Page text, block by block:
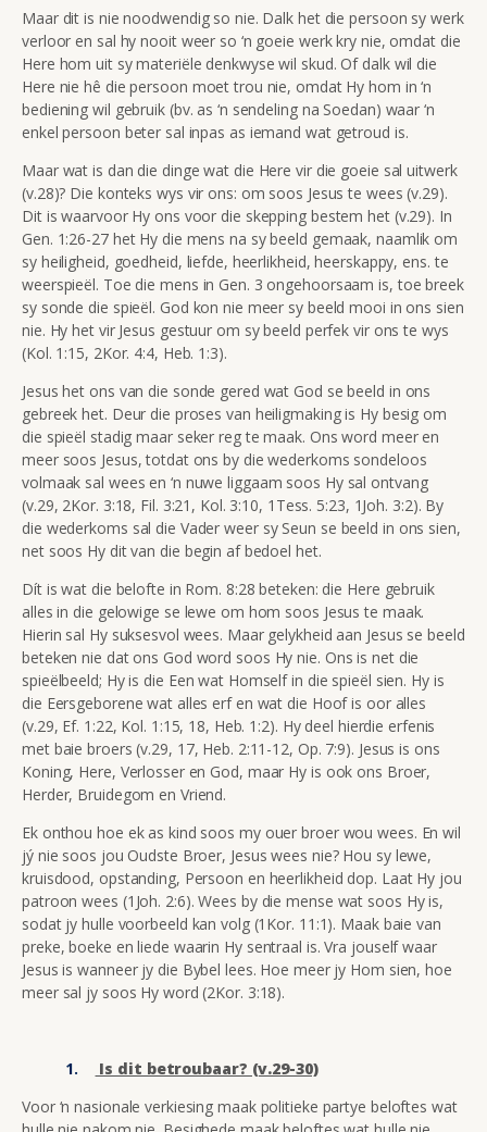
Maar dit is nie noodwendig so nie. Dalk het die persoon sy werk
verloor en sal hy nooit weer so ‘n goeie werk kry nie, omdat die
Here hom uit sy materiële denkwyse wil skud. Of dalk wil die
Here nie hê die persoon moet trou nie, omdat Hy hom in ‘n
bediening wil gebruik (bv. as ‘n sendeling na Soedan) waar ‘n
enkel persoon beter sal inpas as iemand wat getroud is.
Maar wat is dan die dinge wat die Here vir die goeie sal uitwerk
(v.28)? Die konteks wys vir ons: om soos Jesus te wees (v.29).
Dit is waarvoor Hy ons voor die skepping bestem het (v.29). In
Gen. 1:26-27 het Hy die mens na sy beeld gemaak, naamlik om
sy heiligheid, goedheid, liefde, heerlikheid, heerskappy, ens. te
weerspieël. Toe die mens in Gen. 3 ongehoorsaam is, toe breek
sy sonde die spieël. God kon nie meer sy beeld mooi in ons sien
nie. Hy het vir Jesus gestuur om sy beeld perfek vir ons te wys
(Kol. 1:15, 2Kor. 4:4, Heb. 1:3).
Jesus het ons van die sonde gered wat God se beeld in ons
gebreek het. Deur die proses van heiligmaking is Hy besig om
die spieël stadig maar seker reg te maak. Ons word meer en
meer soos Jesus, totdat ons by die wederkoms sondeloos
volmaak sal wees en ‘n nuwe liggaam soos Hy sal ontvang
(v.29, 2Kor. 3:18, Fil. 3:21, Kol. 3:10, 1Tess. 5:23, 1Joh. 3:2). By
die wederkoms sal die Vader weer sy Seun se beeld in ons sien,
net soos Hy dit van die begin af bedoel het.
Dít is wat die belofte in Rom. 8:28 beteken: die Here gebruik
alles in die gelowige se lewe om hom soos Jesus te maak.
Hierin sal Hy suksesvol wees. Maar gelykheid aan Jesus se beeld
beteken nie dat ons God word soos Hy nie. Ons is net die
spieëlbeeld; Hy is die Een wat Homself in die spieël sien. Hy is
die Eersgeborene wat alles erf en wat die Hoof is oor alles
(v.29, Ef. 1:22, Kol. 1:15, 18, Heb. 1:2). Hy deel hierdie erfenis
met baie broers (v.29, 17, Heb. 2:11-12, Op. 7:9). Jesus is ons
Koning, Here, Verlosser en God, maar Hy is ook ons Broer,
Herder, Bruidegom en Vriend.
Ek onthou hoe ek as kind soos my ouer broer wou wees. En wil
jý nie soos jou Oudste Broer, Jesus wees nie? Hou sy lewe,
kruisdood, opstanding, Persoon en heerlikheid dop. Laat Hy jou
patroon wees (1Joh. 2:6). Wees by die mense wat soos Hy is,
sodat jy hulle voorbeeld kan volg (1Kor. 11:1). Maak baie van
preke, boeke en liede waarin Hy sentraal is. Vra jouself waar
Jesus is wanneer jy die Bybel lees. Hoe meer jy Hom sien, hoe
meer sal jy soos Hy word (2Kor. 3:18).
Is dit betroubaar? (v.29-30)
Voor ‘n nasionale verkiesing maak politieke partye beloftes wat